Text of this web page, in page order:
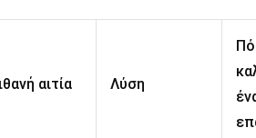
αιτία Λύση